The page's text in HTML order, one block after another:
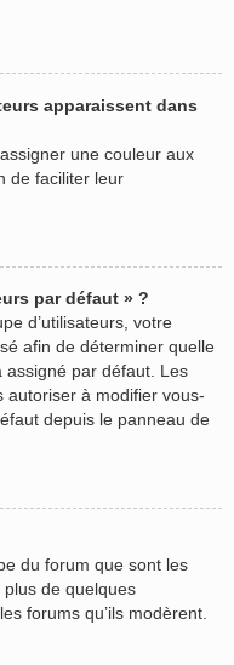
apparaissent dans
une couleur aux
de faciliter leur
par défaut » ?
d’utilisateurs, votre
afin de déterminer quelle
assigné par défaut. Les
autoriser à modifier vous-
depuis le panneau de
du forum que sont les
de quelques
forums qu’ils modèrent.